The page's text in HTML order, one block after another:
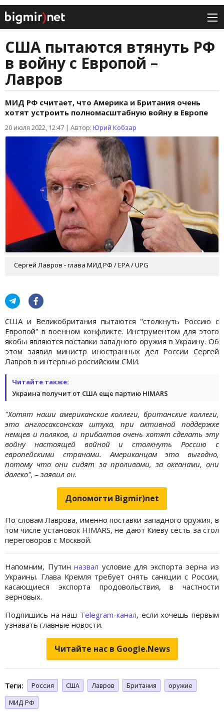
США пытаются втянуть РФ
в войну с Европой –
Лавров
МИД РФ считает, что Америка и Британия очень
хотят устроить полномасштабную войну в Европе
20 июля 2022, 12:47 | Автор: Юрий Кобзар
Сергей Лавров - глава МИД РФ / EPA / UPG
США и Великобритания пытаются "столкнуть Россию с
Европой" в военном конфликте. Инструментом для этого
якобы являются поставки западного оружия в Украину. Об
этом заявил министр иностранных дел России Сергей
Лавров в интервью российским СМИ.
Читайте также:
Украина получит от США еще партию HIMARS
"Хотят наши американские коллеги, британские коллеги,
это англосаксонская штука, при активной поддержке
немцев и поляков, и прибалтов очень хотят сделать эту
войну настоящей войной и столкнуть Россию с
европейскими странами. Американцам это выгодно,
потому что они сидят за проливами, за океанами, они
далеко", – заявил он.
Допомогти Bigmir)net
По словам Лаврова, именно поставки западного оружия, в
том числе установок HIMARS, не дают Киеву сесть за стол
переговоров с Москвой.
Напомним, Путинназвал условие для экспорта зерна из
Украины. Глава Кремля требует снять санкции с России,
касающиеся экспорта продовольствия, в частности
зерновых.
Подпишись на наш Telegram-канал, если хочешь первым
узнавать главные новости.
Читайте нас в Google.News
Теги: Россия США Лавров Британия
оружие
МИД РФ